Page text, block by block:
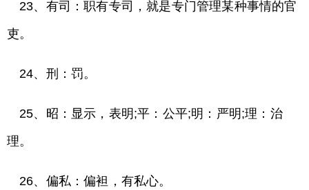
23、有司：职有专司，就是专门管理某种事情的官
吏。
24、刑：罚。
25、昭：显示，表明;平：公平;明：严明;理：治
理。
26、偏私：偏袒，有私心。